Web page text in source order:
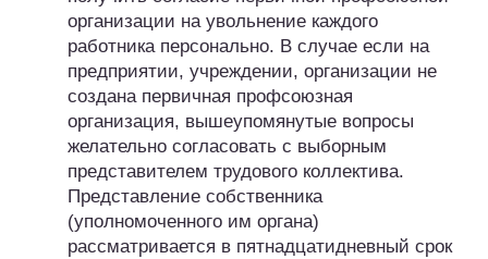
организации на увольнение каждого
работника персонально. В случае если на
предприятии, учреждении, организации не
создана первичная профсоюзная
организация, вышеупомянутые вопросы
желательно согласовать с выборным
представителем трудового коллектива.
Представление собственника
(уполномоченного им органа)
рассматривается в пятнадцатидневный срок